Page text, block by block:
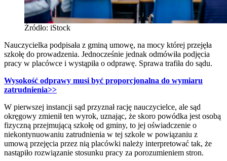
Źródło: iStock
Nauczycielka podpisała z gminą umowę, na mocy której przejęła
szkołę do prowadzenia. Jednocześnie jednak odmówiła podjęcia
pracy w placówce i wystąpiła o odprawę. Sprawa trafiła do sądu.
Wysokość odprawy musi być proporcjonalna do wymiaru
zatrudnienia>>
W pierwszej instancji sąd przyznał rację nauczycielce, ale sąd
okręgowy zmienił ten wyrok, uznając, że skoro powódka jest osobą
fizyczną przejmującą szkołę od gminy, to jej oświadczenie o
niekontynuowaniu zatrudnienia w tej szkole w powiązaniu z
umową przejęcia przez nią placówki należy interpretować tak, że
nastąpiło rozwiązanie stosunku pracy za porozumieniem stron.